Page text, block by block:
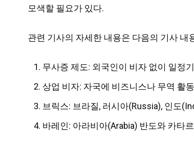
모색할 필요가 있다.
관련 기사의 자세한 내용은 다음의 기사 내
무사증 제도: 외국인이 비자 없이 일정
상업 비자: 자국에 비즈니스나 무역 활
브릭스: 브라질, 러시아(Russia), 인도
바레인: 아라비아(Arabia) 반도와 카타